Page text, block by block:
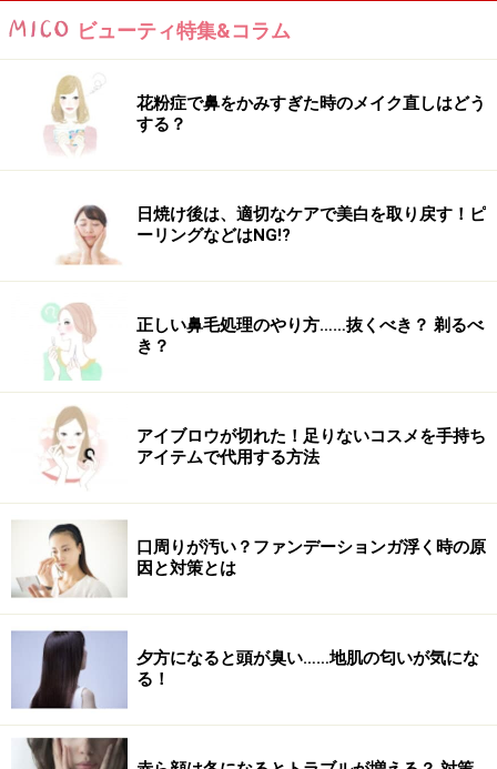
くいながら、中（上に向かって）に押し込むように固定
します。
センターにねじりができる
5 このように、ねじりができます。
おくれ毛は斜めスライスでざっくりと分けとると良い
6 襟足のおくれ毛を残し、5の毛束と残りの髪をやや下
の位置で一つにまとめます。
7 ゴムで結びます。
ビューティ特集&コラム
花粉症で鼻をかみすぎた時のメイク直しはどう
する？
日焼け後は、適切なケアで美白を取り戻す！ピ
ーリングなどはNG!?
正しい鼻毛処理のやり方……抜くべき？ 剃るべ
き？
アイブロウが切れた！足りないコスメを手持ち
アイテムで代用する方法
口周りが汚い？ファンデーションガ浮く時の原
因と対策とは
夕方になると頭が臭い……地肌の匂いが気にな
る！